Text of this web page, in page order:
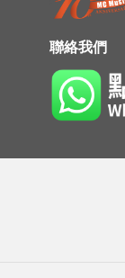
聯絡我們